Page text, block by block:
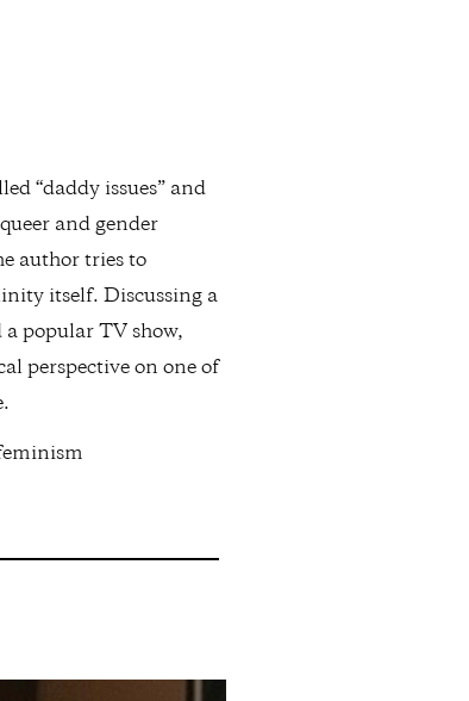
“daddy issues” and
and gender
author tries to
itself. Discussing a
popular TV show,
perspective on one of